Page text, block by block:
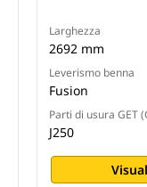
Larghezza
2692 mm
Leverismo benna
Fusion
Parti di usura GET
J250